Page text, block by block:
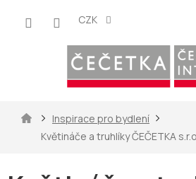
CZK
DomůInspirace pro bydlení
Květináče a truhlíky ČEČETKA